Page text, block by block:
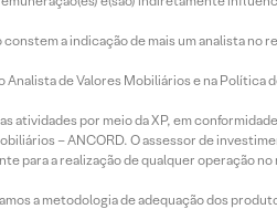
a indicação de mais um analista no
de Valores Mobiliários e na Política
atividades por meio da XP, em
– ANCORD. O assessor de
para a realização de qualquer operação no
a metodologia de adequação dos